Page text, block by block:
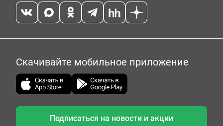
Скачивайте мобильное приложение
Подписаться на новости и акции